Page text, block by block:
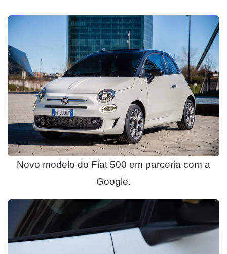
Novo modelo do Fiat 500 em parceria com a
Google.